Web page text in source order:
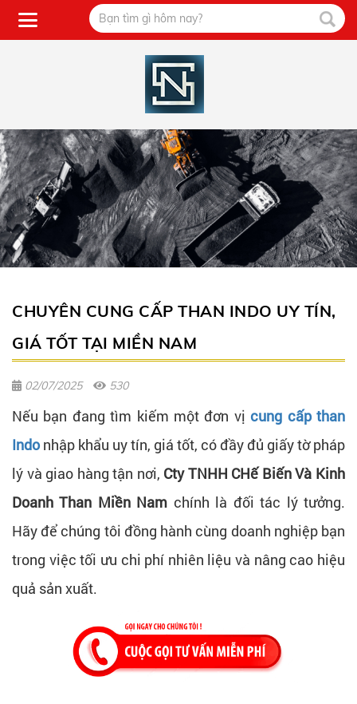
CHUYÊN CUNG CẤP THAN INDO UY TÍN,
GIÁ TỐT TẠI MIỀN NAM
02/07/2025 530
Nếu bạn đang tìm kiếm một đơn vịcung cấp than
Indo nhập khẩu uy tín, giá tốt, có đầy đủ giấy tờ pháp
lý và giao hàng tận nơi, Cty TNHH CHế Biến Và Kinh
Doanh Than Miền Nam chính là đối tác lý tưởng.
Hãy để chúng tôi đồng hành cùng doanh nghiệp bạn
trong việc tối ưu chi phí nhiên liệu và nâng cao hiệu
quả sản xuất.